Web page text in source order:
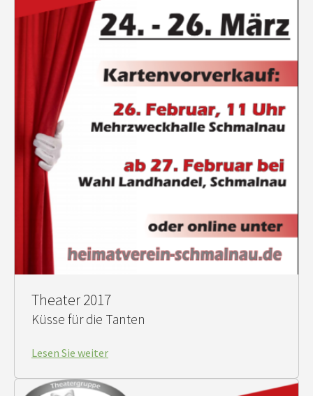
Theater 2017
Küsse für die Tanten
Lesen Sie weiter